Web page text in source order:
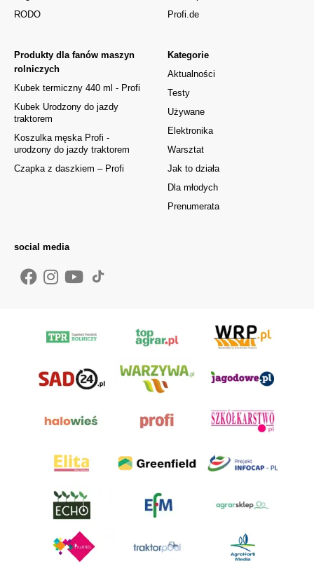
RODO
Kategorie
Aktualności
Testy
Używane
Elektronika
Warsztat
Jak to działa
Dla młodych
Prenumerata
Produkty dla fanów maszyn
rolniczych
Kubek termiczny 440 ml - Profi
Kubek Urodzony do jazdy
traktorem
Koszulka męska Profi -
urodzony do jazdy traktorem
Czapka z daszkiem – Profi
Profi.de
social media